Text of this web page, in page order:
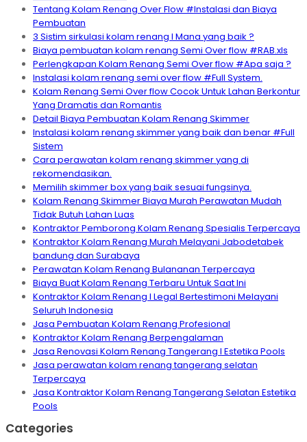
Tentang Kolam Renang Over Flow #Instalasi dan Biaya
Pembuatan
3 Sistim sirkulasi kolam renang I Mana yang baik ?
Biaya pembuatan kolam renang Semi Over flow #RAB.xls
Perlengkapan Kolam Renang Semi Over flow #Apa saja ?
Instalasi kolam renang semi over flow #Full System.
Kolam Renang Semi Over flow Cocok Untuk Lahan Berkontur
Yang Dramatis dan Romantis
Detail Biaya Pembuatan Kolam Renang Skimmer
Instalasi kolam renang skimmer yang baik dan benar #Full
Sistem
Cara perawatan kolam renang skimmer yang di
rekomendasikan.
Memilih skimmer box yang baik sesuai fungsinya.
Kolam Renang Skimmer Biaya Murah Perawatan Mudah
Tidak Butuh Lahan Luas
Kontraktor Pemborong Kolam Renang Spesialis Terpercaya
Kontraktor Kolam Renang Murah Melayani Jabodetabek
bandung dan Surabaya
Perawatan Kolam Renang Bulananan Terpercaya
Biaya Buat Kolam Renang Terbaru Untuk Saat Ini
Kontraktor Kolam Renang I Legal Bertestimoni Melayani
Seluruh Indonesia
Jasa Pembuatan Kolam Renang Profesional
Kontraktor Kolam Renang Berpengalaman
Jasa Renovasi Kolam Renang Tangerang I Estetika Pools
Jasa perawatan kolam renang tangerang selatan
Terpercaya
Jasa Kontraktor Kolam Renang Tangerang Selatan Estetika
Pools
Categories